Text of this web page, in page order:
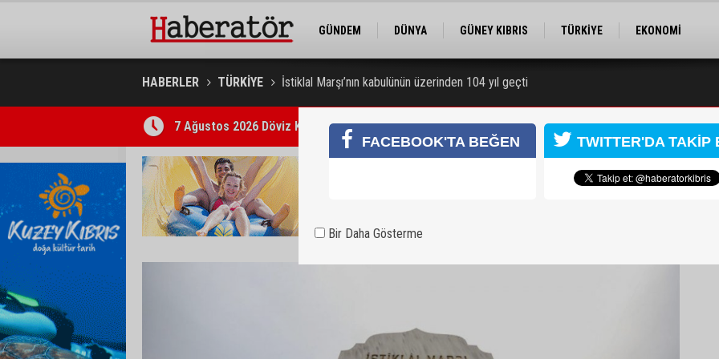
GÜNDEM DÜNYA GÜNEY KIBRIS TÜRKİYE
EKONOMİ
HABERLER TÜRKİYE İstiklal Marşı’nın kabulünün üzerinden 104 yıl geçti
7 Ağustos 2026 Döviz Kurları
FACEBOOK'TA BEĞEN TWITTER'DA TAKİP
Bir Daha Gösterme